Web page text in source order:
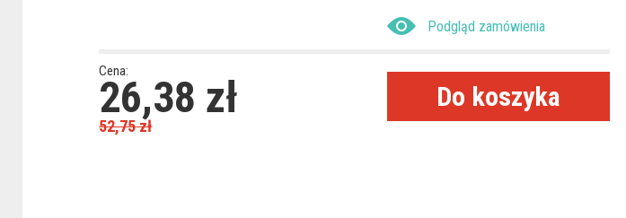
Podgląd zamówienia
Cena:
26,38 zł
52,75zł